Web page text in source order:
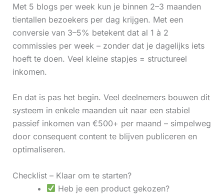
Met 5 blogs per week kun je binnen 2–3 maanden
tientallen bezoekers per dag krijgen. Met een
conversie van 3–5% betekent dat al 1 à 2
commissies per week – zonder dat je dagelijks iets
hoeft te doen. Veel kleine stapjes = structureel
inkomen.
En dat is pas het begin. Veel deelnemers bouwen dit
systeem in enkele maanden uit naar een stabiel
passief inkomen van €500+ per maand – simpelweg
door consequent content te blijven publiceren en
optimaliseren.
Checklist – Klaar om te starten?
Heb je een product gekozen?